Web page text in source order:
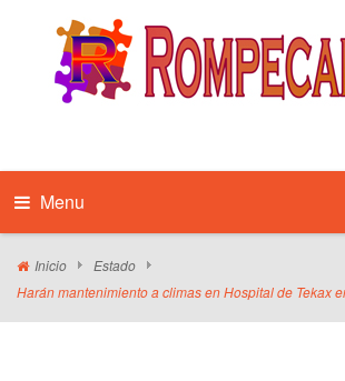
Menu
Inicio
Estado
Harán mantenimiento a climas en Hospital de Tekax